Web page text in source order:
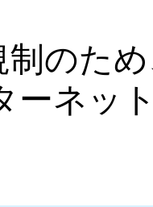
のた
ーネッ